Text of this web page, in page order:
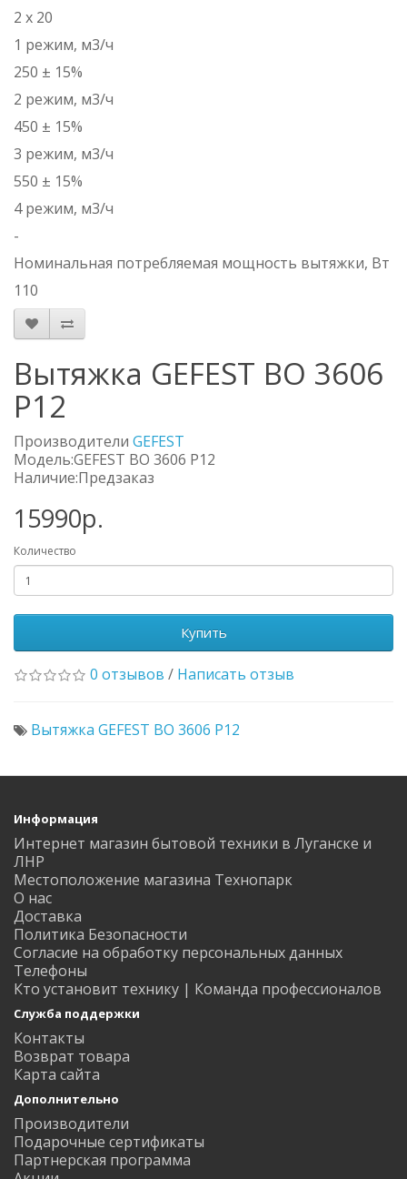
2 x 20
1 режим, м3/ч
250 ± 15%
2 режим, м3/ч
450 ± 15%
3 режим, м3/ч
550 ± 15%
4 режим, м3/ч
-
Номинальная потребляемая мощность вытяжки, Вт
110
Вытяжка GEFEST ВО 3606
Р12
Производители GEFEST
Модель:GEFEST ВО 3606 Р12
Наличие:Предзаказ
15990р.
Количество
Купить
0 отзывов / Написать отзыв
Вытяжка GEFEST ВО 3606 Р12
Информация
Интернет магазин бытовой техники в Луганске и
ЛНР
Местоположение магазина Технопарк
О нас
Доставка
Политика Безопасности
Согласие на обработку персональных данных
Телефоны
Кто установит технику | Команда профессионалов
Служба поддержки
Контакты
Возврат товара
Карта сайта
Дополнительно
Производители
Подарочные сертификаты
Партнерская программа